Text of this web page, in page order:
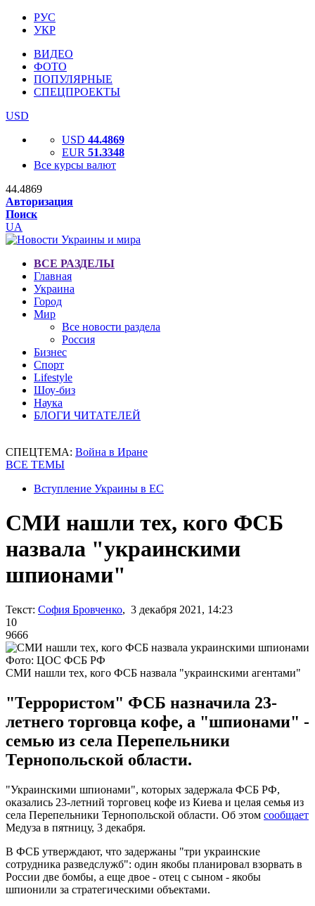
РУС
УКР
ВИДЕО
ФОТО
ПОПУЛЯРНЫЕ
СПЕЦПРОЕКТЫ
USD
USD 44.4869
EUR 51.3348
Все курсы валют
44.4869
Авторизация
Поиск
UA
ВСЕ РАЗДЕЛЫ
Главная
Украина
Город
Мир
Все новости раздела
Россия
Бизнес
Спорт
Lifestyle
Шоу-биз
Наука
БЛОГИ ЧИТАТЕЛЕЙ
СПЕЦТЕМА: Война в Иране
ВСЕ ТЕМЫ
Вступление Украины в ЕС
СМИ нашли тех, кого ФСБ
назвала "украинскими
шпионами"
Текст: София Бровченко, 3 декабря 2021, 14:23
10
9666
Фото: ЦОС ФСБ РФ
СМИ нашли тех, кого ФСБ назвала "украинскими агентами"
"Террористом" ФСБ назначила 23-
летнего торговца кофе, а "шпионами" -
семью из села Перепельники
Тернопольской области.
"Украинскими шпионами", которых задержала ФСБ РФ,
оказались 23-летний торговец кофе из Киева и целая семья из
села Перепельники Тернопольской области. Об этом сообщает
Медуза в пятницу, 3 декабря.
В ФСБ утверждают, что задержаны "три украинские
сотрудника разведслужб": один якобы планировал взорвать в
России две бомбы, а еще двое - отец с сыном - якобы
шпионили за стратегическими объектами.